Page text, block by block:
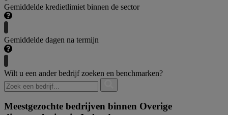
Gemiddelde kredietlimiet binnen de sector
Gemiddelde dagen na termijn
Wilt u een ander bedrijf zoeken en benchmarken?
Meestgezochte bedrijven binnen Overige